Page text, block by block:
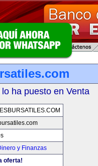
ha puesto en Venta
y Finanzas
oferta!